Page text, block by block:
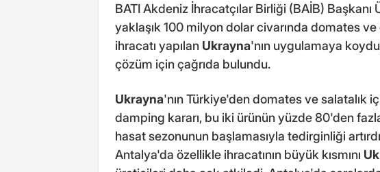
BATI Akdeniz İhracatçılar Birliği (BAİB) Başkanı
yaklaşık 100 milyon dolar civarında domates
ihracatı yapılan Ukrayna'nın uygulamaya
çözüm için çağrıda bulundu.
Ukrayna'nın Türkiye'den domates ve salatalık
damping kararı, bu iki ürünün yüzde 80'den
hasat sezonunun başlamasıyla tedirginliği
Antalya'da özellikle ihracatının büyük kısmını